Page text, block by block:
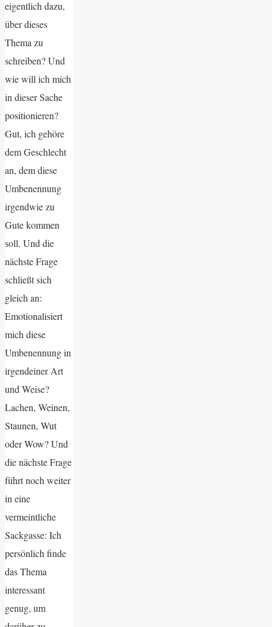
eigentlich dazu,
über dieses
Thema zu
schreiben? Und
wie will ich mich
in dieser Sache
positionieren?
Gut, ich gehöre
dem Geschlecht
an, dem diese
Umbenennung
irgendwie zu
Gute kommen
soll. Und die
nächste Frage
schließt sich
gleich an:
Emotionalisiert
mich diese
Umbenennung in
irgendeiner Art
und Weise?
Lachen, Weinen,
Staunen, Wut
oder Wow? Und
die nächste Frage
führt noch weiter
in eine
vermeintliche
Sackgasse: Ich
persönlich finde
das Thema
interessant
genug, um